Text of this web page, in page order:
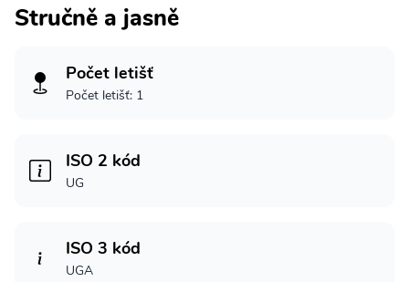
Stručně a jasně
Počet letišť
Počet letišť: 1
ISO 2 kód
UG
ISO 3 kód
UGA